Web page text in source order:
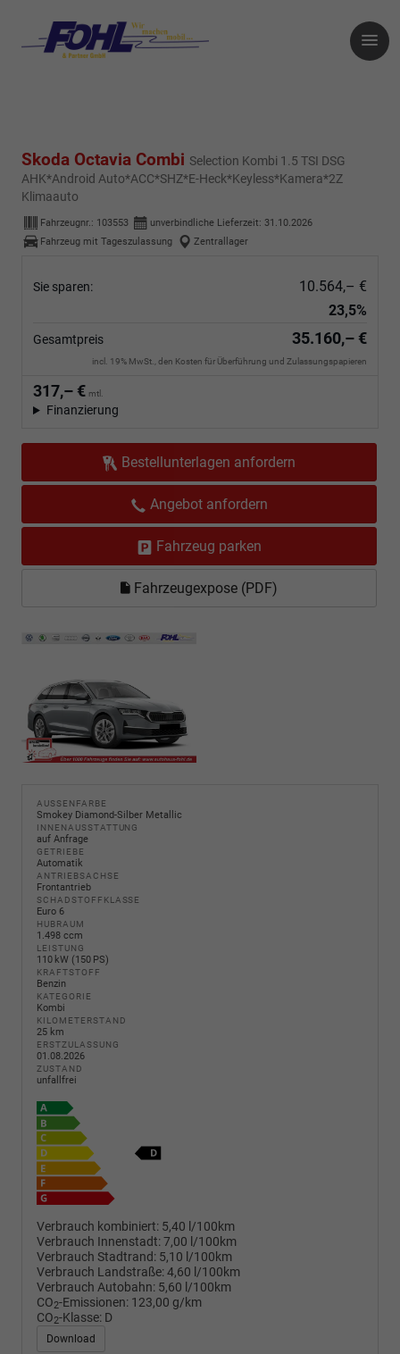
Skoda Octavia Combi Selection Kombi 1.5 TSI DSG
AHK*Android Auto*ACC*SHZ*E-Heck*Keyless*Kamera*2Z
Klimaauto
Fahrzeugnr.: 103553 unverbindliche Lieferzeit: 31.10.2026
Fahrzeug mit Tageszulassung
Zentrallager
Sie sparen:
10.564,– €
23,5%
Gesamtpreis 35.160,– €
incl. 19% MwSt., den Kosten für Überführung und Zulassungspapieren
317,– € mtl.
Finanzierung
Bestellunterlagen anfordern
Angebot anfordern
Fahrzeug parken
Fahrzeugexpose (PDF)
AUSSENFARBE
Smokey Diamond-Silber Metallic
INNENAUSSTATTUNG
auf Anfrage
GETRIEBE
Automatik
ANTRIEBSACHSE
Frontantrieb
SCHADSTOFFKLASSE
Euro 6
HUBRAUM
1.498 ccm
LEISTUNG
110 kW (150 PS)
KRAFTSTOFF
Benzin
KATEGORIE
Kombi
KILOMETERSTAND
25 km
ERSTZULASSUNG
01.08.2026
ZUSTAND
unfallfrei
Verbrauch kombiniert: 5,40 l/100km
Verbrauch Innenstadt:7,00 l/100km
Verbrauch Stadtrand: 5,10 l/100km
Verbrauch Landstraße:4,60 l/100km
Verbrauch Autobahn: 5,60 l/100km
CO2-Emissionen: 123,00 g/km
CO2-Klasse: D
Download